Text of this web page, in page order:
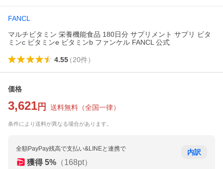
FANCL
マルチビタミン 栄養機能食品 180日分 サプリメント サプリ ビタ
ミンc ビタミンe ビタミンb ファンケル FANCL 公式
4.55（20件）
価格
3,621 円 送料無料 （全国一律）
条件により送料が異なる場合があります。
全額PayPay残高で支払い&LINEと連携で
獲得 5% （168pt）
内訳